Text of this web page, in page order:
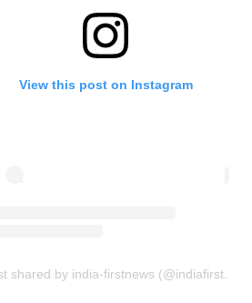
View this post on Instagram
A post shared by india-firstnews (@indiafirstnewsbkn)